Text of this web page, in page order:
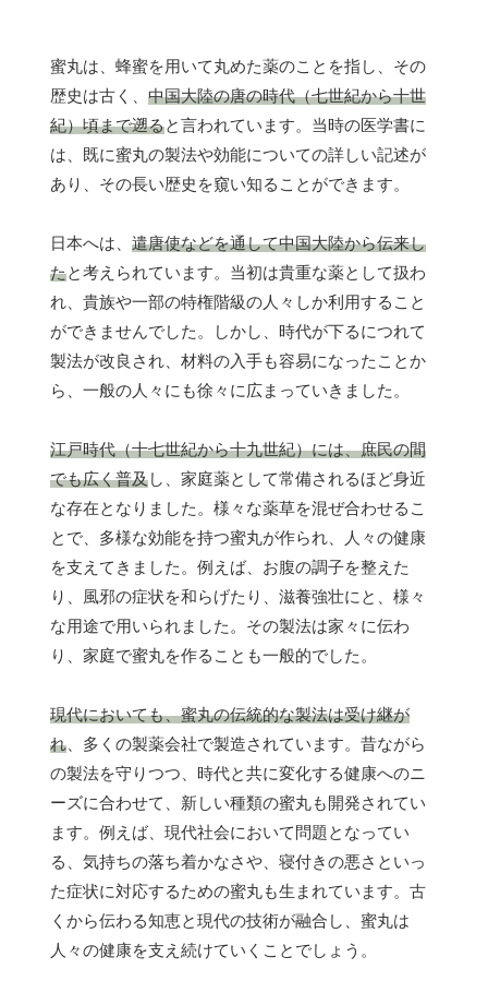
蜜丸は、蜂蜜を用いて丸めた薬のことを指し、その
歴史は古く、 中国大陸の唐の時代（七世紀から十世
紀）頃まで遡ると言われています。当時の医学書に
は、既に蜜丸の製法や効能についての詳しい記述が
あり、その長い歴史を窺い知ることができます。
日本へは、 遣唐使などを通して中国大陸から伝来し
たと考えられています。当初は貴重な薬として扱わ
れ、貴族や一部の特権階級の人々しか利用すること
ができませんでした。しかし、時代が下るにつれて
製法が改良され、材料の入手も容易になったことか
ら、一般の人々にも徐々に広まっていきました。
江戸時代（十七世紀から十九世紀）には、庶民の間
でも広く普及し、家庭薬として常備されるほど身近
な存在となりました。様々な薬草を混ぜ合わせるこ
とで、多様な効能を持つ蜜丸が作られ、人々の健康
を支えてきました。例えば、お腹の調子を整えた
り、風邪の症状を和らげたり、滋養強壮にと、様々
な用途で用いられました。その製法は家々に伝わ
り、家庭で蜜丸を作ることも一般的でした。
現代においても、蜜丸の伝統的な製法は受け継が
れ 、多くの製薬会社で製造されています。昔ながら
の製法を守りつつ、時代と共に変化する健康へのニ
ーズに合わせて、新しい種類の蜜丸も開発されてい
ます。例えば、現代社会において問題となってい
る、気持ちの落ち着かなさや、寝付きの悪さといっ
た症状に対応するための蜜丸も生まれています。古
くから伝わる知恵と現代の技術が融合し、蜜丸は
人々の健康を支え続けていくことでしょう。